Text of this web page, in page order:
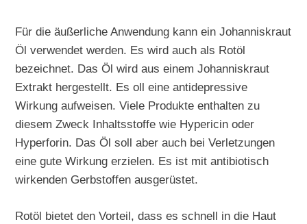
Für die äußerliche Anwendung kann ein Johanniskraut
Öl verwendet werden. Es wird auch als Rotöl
bezeichnet. Das Öl wird aus einem Johanniskraut
Extrakt hergestellt. Es oll eine antidepressive
Wirkung aufweisen. Viele Produkte enthalten zu
diesem Zweck Inhaltsstoffe wie Hypericin oder
Hyperforin. Das Öl soll aber auch bei Verletzungen
eine gute Wirkung erzielen. Es ist mit antibiotisch
wirkenden Gerbstoffen ausgerüstet.
Rotöl bietet den Vorteil, dass es schnell in die Haut